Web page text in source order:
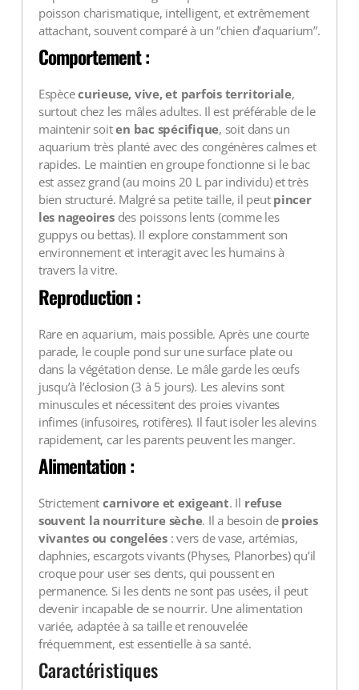
poisson charismatique, intelligent, et extrêmement
attachant, souvent comparé à un “chien d’aquarium”.
Comportement :
Espècecurieuse, vive, et parfois territoriale,
surtout chez les mâles adultes. Il est préférable de le
maintenir soiten bac spécifique, soit dans un
aquarium très planté avec des congénères calmes et
rapides. Le maintien en groupe fonctionne si le bac
est assez grand (au moins 20 L par individu) et très
bien structuré. Malgré sa petite taille, il peut pincer
les nageoiresdes poissons lents (comme les
guppys ou bettas). Il explore constamment son
environnement et interagit avec les humains à
travers la vitre.
Reproduction :
Rare en aquarium, mais possible. Après une courte
parade, le couple pond sur une surface plate ou
dans la végétation dense. Le mâle garde les œufs
jusqu’à l’éclosion (3 à 5 jours). Les alevins sont
minuscules et nécessitent des proies vivantes
infimes (infusoires, rotifères). Il faut isoler les alevins
rapidement, car les parents peuvent les manger.
Alimentation :
Strictement carnivore et exigeant. Il refuse
souvent la nourriture sèche. Il a besoin de proies
vivantes ou congelées: vers de vase, artémias,
daphnies, escargots vivants (Physes, Planorbes) qu’il
croque pour user ses dents, qui poussent en
permanence. Si les dents ne sont pas usées, il peut
devenir incapable de se nourrir. Une alimentation
variée, adaptée à sa taille et renouvelée
fréquemment, est essentielle à sa santé.
Caractéristiques